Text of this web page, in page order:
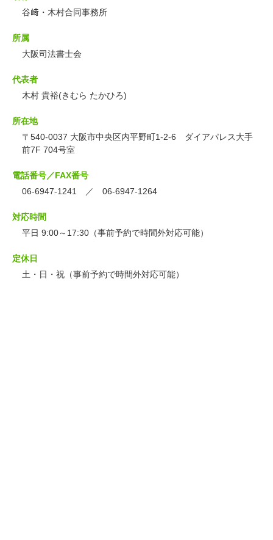
谷﨑・木村合同事務所
所属
大阪司法書士会
代表者
木村 貴裕(きむら たかひろ)
所在地
〒540-0037 大阪市中央区内平野町1-2-6 ダイアパレス大手
前7F 704号室
電話番号／FAX番号
06-6947-1241 ／ 06-6947-1264
対応時間
平日 9:00～17:30（事前予約で時間外対応可能）
定休日
土・日・祝（事前予約で時間外対応可能）